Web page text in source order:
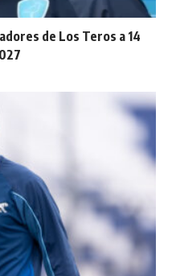
de Los Teros a 14